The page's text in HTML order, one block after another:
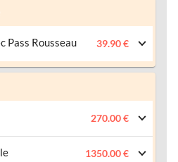
Pass Rousseau 39.90 €
270.00 €
1350.00 €